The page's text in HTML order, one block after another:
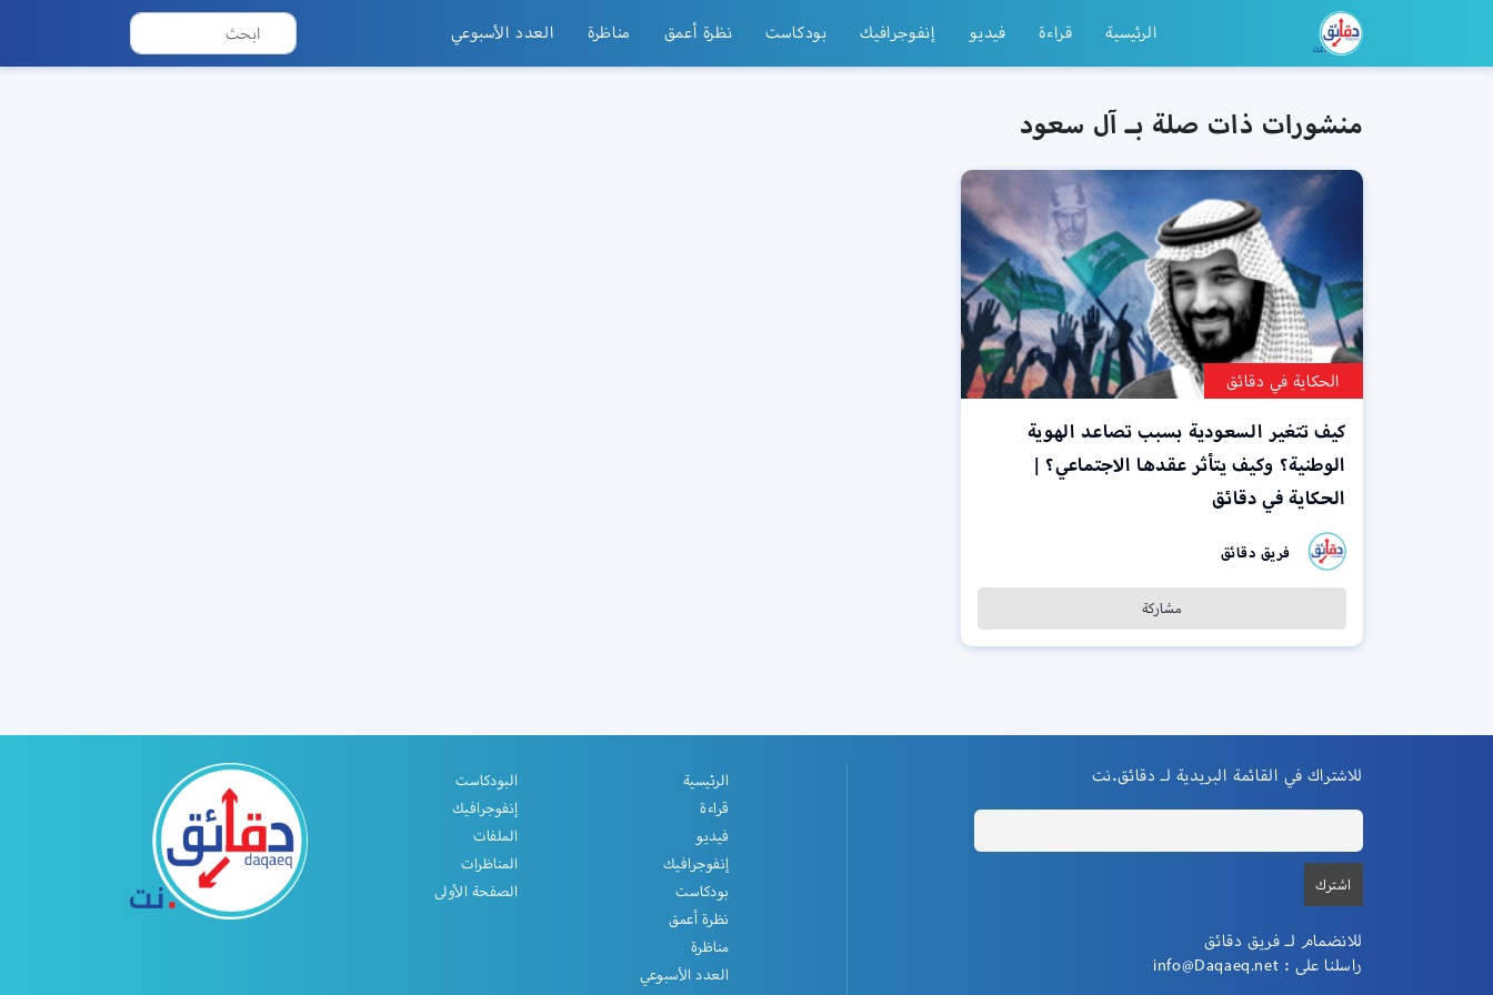
الرئيسية قراءة فيديو إنفوجرافيك بودكاست نظرة أعمق مناظرة العدد الأسبوعي
منشورات ذات صلة بـ آل سعود
الحكاية في دقائق
كيف تتغير السعودية بسبب تصاعد الهوية
الوطنية؟ وكيف يتأثر عقدها الاجتماعي؟ |
الحكاية في دقائق
فريق دقائق
مشاركة
للاشتراك في القائمة البريدية لـ دقائق.نت
للانضمام لـ فريق دقائق
راسلنا على : info@Daqaeq.net
الرئيسية
قراءة
فيديو
إنفوجرافيك
بودكاست
نظرة أعمق
مناظرة
العدد الأسبوعي
البودكاست
إنفوجرافيك
الملفات
المناظرات
الصفحة الأولى